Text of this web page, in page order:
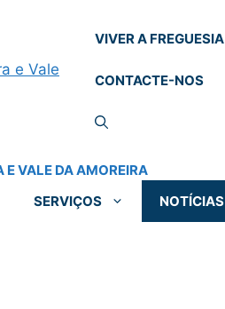
VIVER A FREGUESIA
CONTACTE-NOS
SERVIÇOS NOTÍCIAS